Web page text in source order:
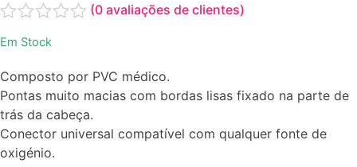
0
5
(0 avaliações de clientes)
Em Stock
Composto por PVC médico.
Pontas muito macias com bordas lisas fixado na parte de
trás da cabeça.
Conector universal compatível com qualquer fonte de
oxigénio.